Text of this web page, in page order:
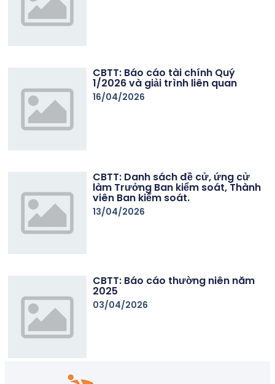
CBTT: Báo cáo tài chính Quý
1/2026 và giải trình liên quan
16/04/2026
CBTT: Danh sách đề cử, ứng cử
làm Trưởng Ban kiểm soát, Thành
viên Ban kiểm soát.
13/04/2026
CBTT: Báo cáo thường niên năm
2025
03/04/2026